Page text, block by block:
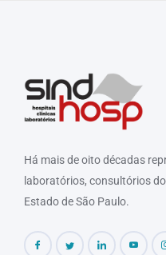
Há mais de oito décadas
laboratórios, consultórios
Estado de São Paulo.